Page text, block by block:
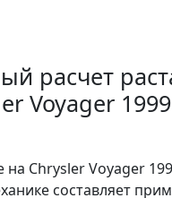
расчет
Voyager
на Chrysler Voyager
составляет